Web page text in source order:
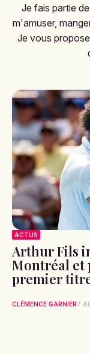
Je fais partie
m'amuser,
Je vous
ACTUS
Arthur Fils
Montréal et
premier
CLÉMENCE GARNIER7